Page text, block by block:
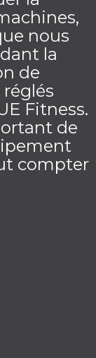
nous
la
de
Fitness.
de
compter